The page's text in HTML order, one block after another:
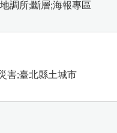
調所;斷層;海報專區
害;臺北縣土城市